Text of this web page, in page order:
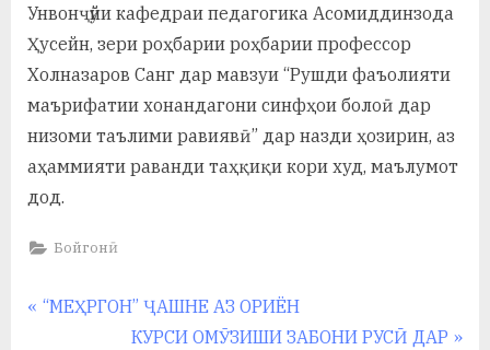
в
Унвонҷӯйи кафедраи педагогика Асомиддинзода
Ҳусейн, зери роҳбарии роҳбарии профессор
Холназаров Санг дар мавзуи “Рушди фаъолияти
маърифатии хонандагони синфҳои болоӣ дар
низоми таълими равиявӣ” дар назди ҳозирин, аз
аҳаммияти раванди таҳқиқи кори худ, маълумот
дод.
Бойгонӣ
Навигация
P
“МЕҲРГОН” ҶАШНЕ АЗ ОРИЁН
N
КУРСИ ОМӮЗИШИ ЗАБОНИ РУСӢ ДАР